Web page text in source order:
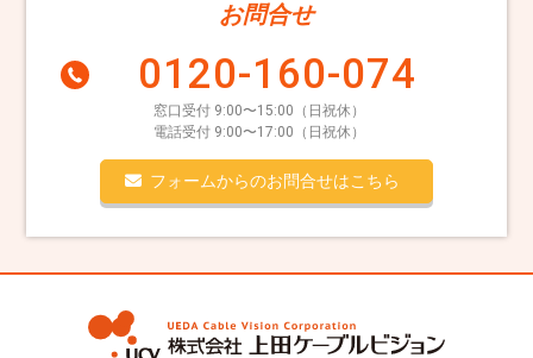
お問合せ
0120-160-074
窓口受付 9:00〜15:00（日祝休）
電話受付 9:00〜17:00（日祝休）
フォームからのお問合せはこちら